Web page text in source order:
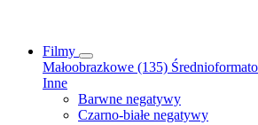
Filmy
Małoobrazkowe (135)
Inne
Barwne negatywy
Czarno-białe negatywy